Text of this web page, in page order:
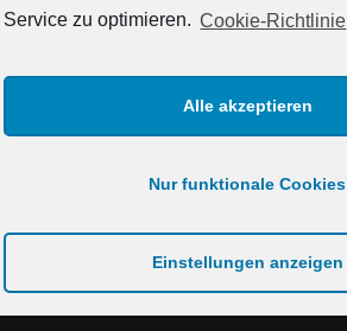
Service zu optimieren. Cookie-Richtlinie
Alle akzeptieren
Nur funktionale Cookies
Einstellungen anzeigen